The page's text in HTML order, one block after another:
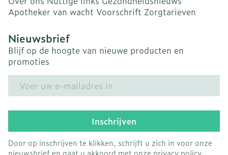
Apotheker van wacht Voorschrift Zorgtarieven
Nieuwsbrief
Blijf op de hoogte van nieuwe producten en
promoties
Inschrijven
Door op inschrijven te klikken, schrijft u zich in voor onze
nieuwsbrief en gaat u akkoord met onze privacy policy.